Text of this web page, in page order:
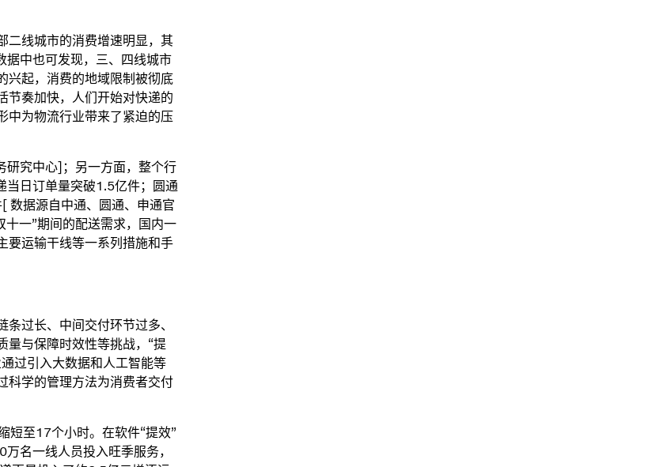
二线城市的消费增速明显，其
据中也可发现，三、四线城市
兴起，消费的地域限制被彻底
节奏加快，人们开始对快递的
中为物流行业带来了紧迫的压
研究中心]；另一方面，整个行
日订单量突破1.5亿件；圆通
数据源自中通、圆通、申通官
一”期间的配送需求，国内一
要运输干线等一系列措施和手
过长、中间交付环节过多、
量与保障时效性等挑战，“提
过引入大数据和人工智能等
科学的管理方法为消费者交付
短至17个小时。在软件“提效”
名一线人员投入旺季服务，